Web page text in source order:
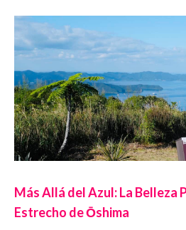
Más Allá del Azul: La Belleza
Estrecho de Ōshima